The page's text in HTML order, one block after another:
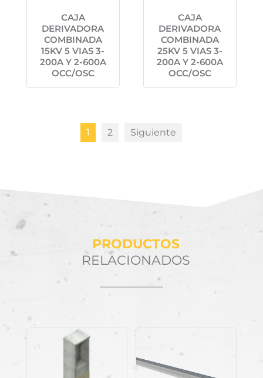
CAJA
DERIVADORA
COMBINADA
15KV 5 VIAS 3-
200A Y 2-600A
OCC/OSC
CAJA
DERIVADORA
COMBINADA
25KV 5 VIAS 3-
200A Y 2-600A
OCC/OSC
1 2 Siguiente
PRODUCTOS
RELACIONADOS